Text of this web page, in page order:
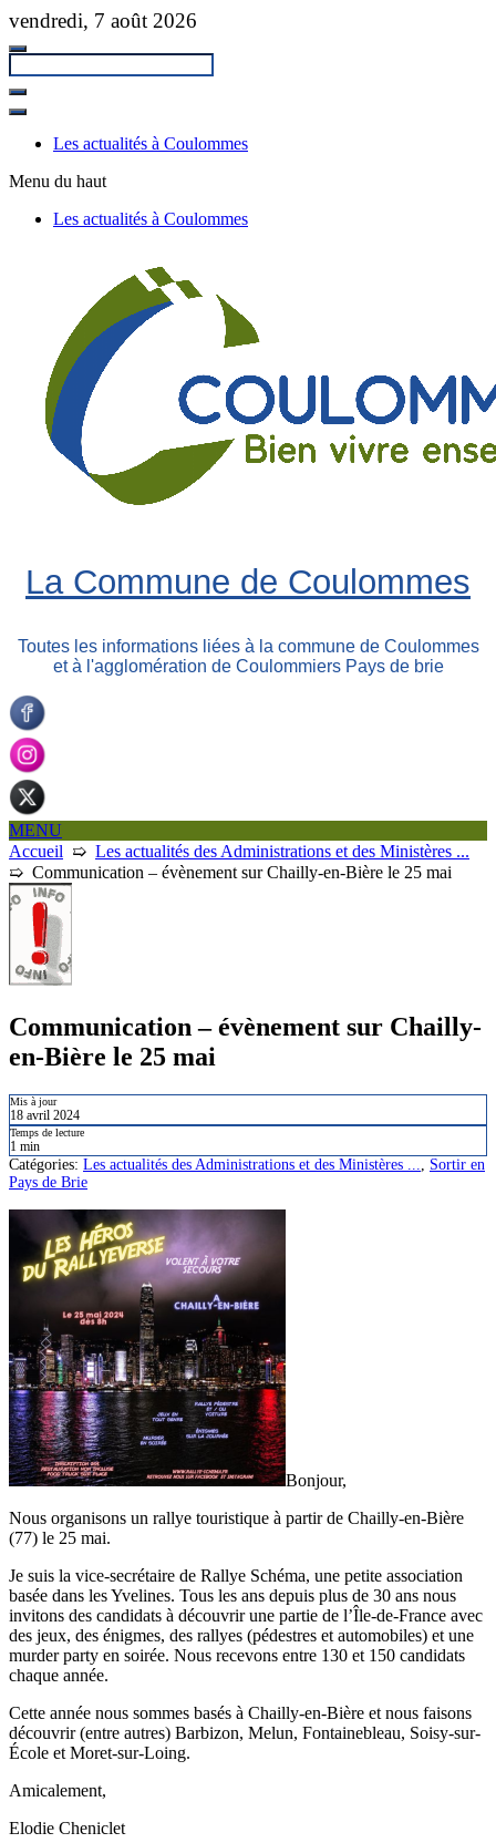
Passer
contenu
principal
vendredi, 7 août 2026
Fermer
rechercheLes actualités à Coulommes
Menu du haut
Les actualités à Coulommes
La Commune de Coulommes
Toutes les informations liées à la commune de Coulommes
et à l'agglomération de Coulommiers Pays de brie
MENU
Accueil ➯ Les actualités des Administrations et des Ministères ...
➯ Communication – évènement sur Chailly-en-Bière le 25 mai
Communication – évènement sur Chailly-
en-Bière le 25 mai
Mis à jour
18 avril 2024
Temps de lecture
1 min
Catégories: Les actualités des Administrations et des Ministères ...
Sortir en
Pays de Brie
Bonjour,
Nous organisons un rallye touristique à partir de Chailly-en-Bière
(77) le 25 mai.
Je suis la vice-secrétaire de Rallye Schéma, une petite association
basée dans les Yvelines. Tous les ans depuis plus de 30 ans nous
invitons des candidats à découvrir une partie de l’Île-de-France avec
des jeux, des énigmes, des rallyes (pédestres et automobiles) et une
murder party en soirée. Nous recevons entre 130 et 150 candidats
chaque année.
Cette année nous sommes basés à Chailly-en-Bière et nous faisons
découvrir (entre autres) Barbizon, Melun, Fontainebleau, Soisy-sur-
École et Moret-sur-Loing.
Amicalement,
Elodie Cheniclet